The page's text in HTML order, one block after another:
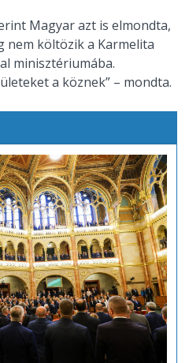
Magyar azt is elmondta,
költözik a Karmelita
minisztériumába.
a köznek” – mondta.